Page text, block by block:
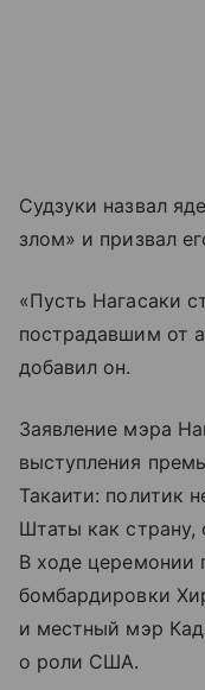
Судзуки назвал
злом» и призвал
«Пусть Нагасаки
пострадавшим от
добавил он.
Заявление мэра
выступления
Такаити: политик
Штаты как
В ходе церемонии
бомбардировки
и местный мэр
о роли США.